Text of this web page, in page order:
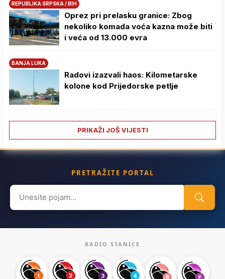
REPUBLIKA SRPSKA / BIH
Oprez pri prelasku granice: Zbog
nekoliko komada voća kazna može biti
i veća od 13.000 evra
BANJA LUKA
Radovi izazvali haos: Kilometarske
kolone kod Prijedorske petlje
PRIKAŽI JOŠ VIJESTI
PRETRAŽITE PORTAL
Search
for:
RADIO STANICE